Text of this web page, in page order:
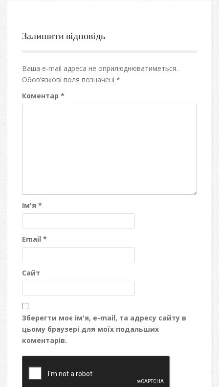
Залишити відповідь
Ваша e-mail адреса не оприлюднюватиметься.
Обов’язкові поля позначені *
Коментар *
Ім'я *
Email *
Сайт
Зберегти моє ім'я, e-mail, та адресу сайту в
цьому браузері для моїх подальших
коментарів.